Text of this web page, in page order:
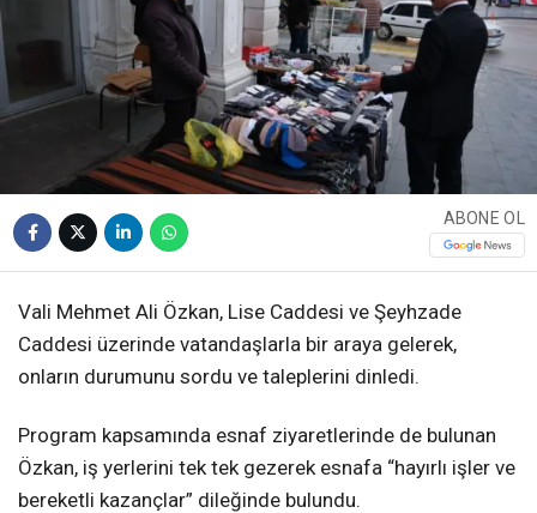
ABONE OL
Vali Mehmet Ali Özkan, Lise Caddesi ve Şeyhzade
Caddesi üzerinde vatandaşlarla bir araya gelerek,
onların durumunu sordu ve taleplerini dinledi.
Program kapsamında esnaf ziyaretlerinde de bulunan
Özkan, iş yerlerini tek tek gezerek esnafa “hayırlı işler ve
bereketli kazançlar” dileğinde bulundu.